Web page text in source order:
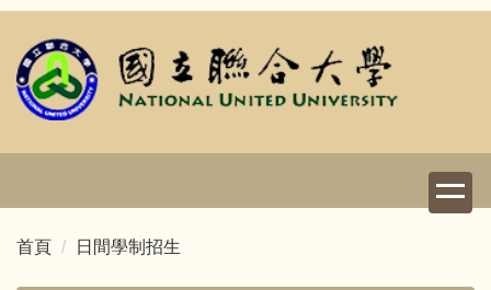
跳
主
要
首頁 日間學制招生